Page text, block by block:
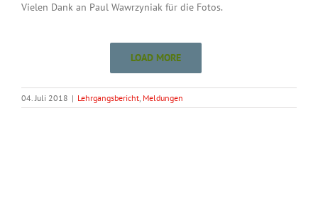
Vielen Dank an Paul Wawrzyniak für die Fotos.
LOAD MORE
04. Juli 2018 | Lehrgangsbericht Meldungen